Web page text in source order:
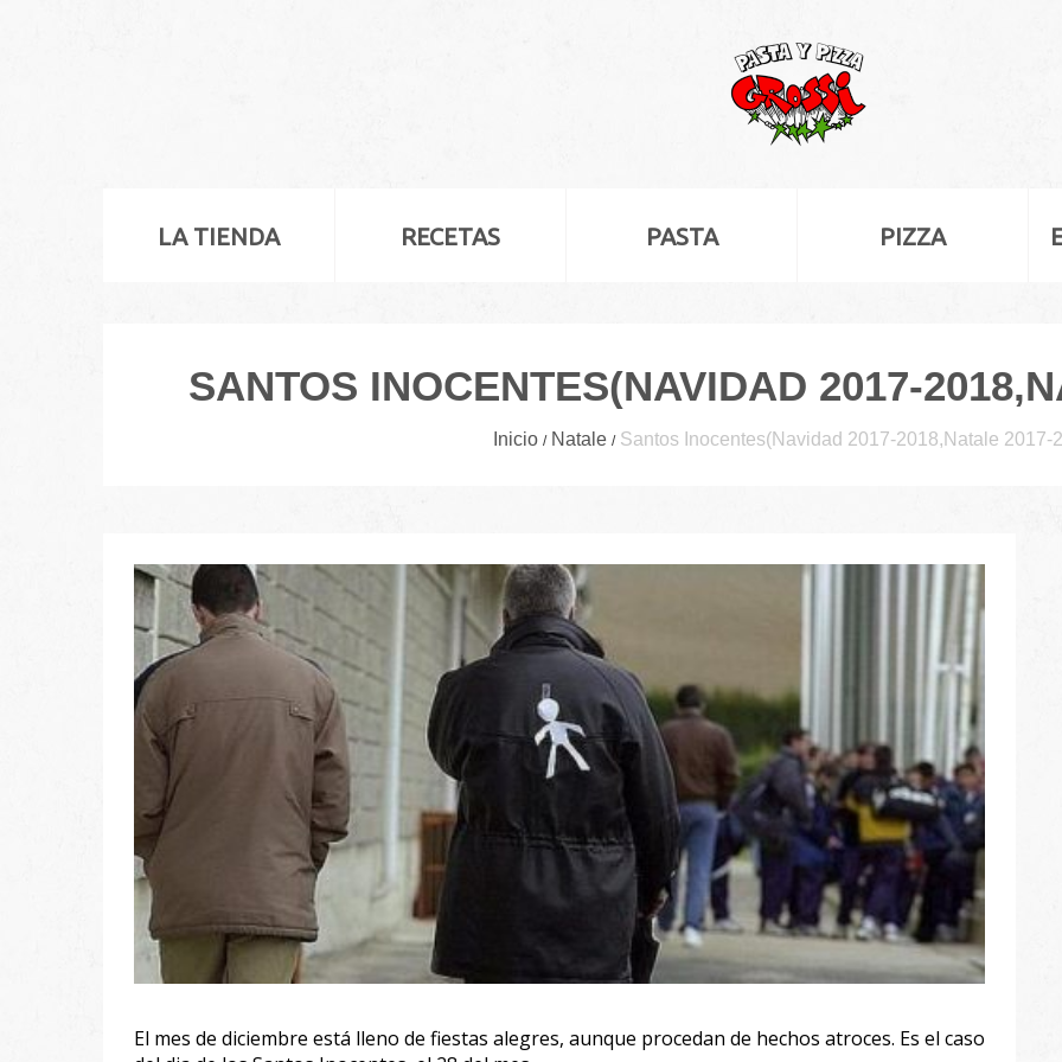
LA TIENDA RECETAS PASTA PIZZA
SANTOS INOCENTES(NAVIDAD 2017-
Inicio Natale Santos Inocentes(Navidad 2017-2018,Natale 2017-
El mes de diciembre está lleno de fiestas alegres, aunque procedan de hechos atroces. Es el caso